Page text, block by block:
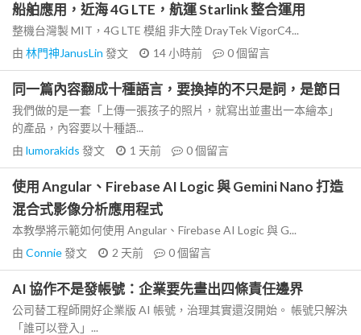
船舶應用，近海 4G LTE，航運 Starlink 整合運用
整機台灣製 MIT，4G LTE 模組 非大陸 DrayTek VigorC4...
由 林門神JanusLin 發文 14 小時前 0個留言
同一篇內容翻成十種語言，要換掉的不只是詞，是節日
我們做的是一套「上傳一張孩子的照片，就寫出並畫出一本繪本」
的產品，內容要以十種語...
由 lumorakids 發文 1 天前 0個留言
使用 Angular、Firebase AI Logic 與 Gemini Nano 打造
混合式影像分析應用程式
本教學將示範如何使用 Angular、Firebase AI Logic 與 G...
由 Connie發文 2 天前 0個留言
AI 協作不是發帳號：企業要先畫出四條責任邊界
公司替工程師開好企業版 AI 帳號，治理其實還沒開始。 帳號只解決
「誰可以登入」...